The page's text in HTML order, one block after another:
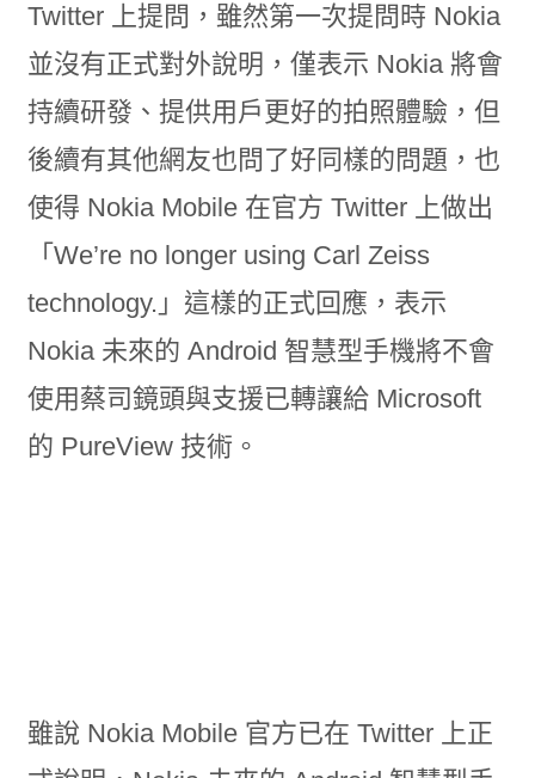
Twitter 上提問，雖然第一次提問時 Nokia
並沒有正式對外說明，僅表示 Nokia 將會
持續研發、提供用戶更好的拍照體驗，但
後續有其他網友也問了好同樣的問題，也
使得 Nokia Mobile 在官方 Twitter 上做出
「We’re no longer using Carl Zeiss
technology.」這樣的正式回應，表示
Nokia 未來的 Android 智慧型手機將不會
使用蔡司鏡頭與支援已轉讓給 Microsoft
的 PureView 技術。
雖說 Nokia Mobile 官方已在 Twitter 上正